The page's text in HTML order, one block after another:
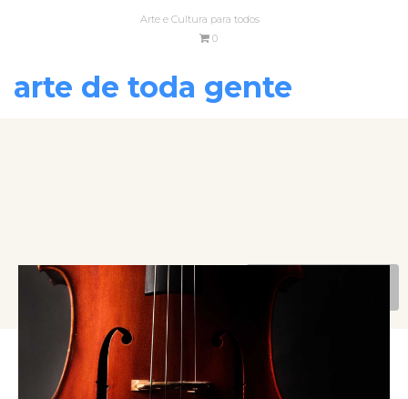
Arte e Cultura para todos
0
arte de toda gente